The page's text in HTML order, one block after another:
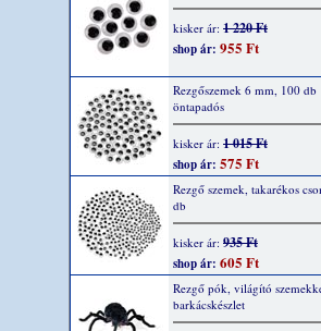
kisker ár: 1 220 Ft
shop ár: 955 Ft
Rezgőszemek 6 mm, 100 db
öntapadós
kisker ár: 1 015 Ft
shop ár: 575 Ft
Rezgő szemek, takarékos
db
kisker ár: 935 Ft
shop ár: 605 Ft
Rezgő pók, világító
barkácskészlet